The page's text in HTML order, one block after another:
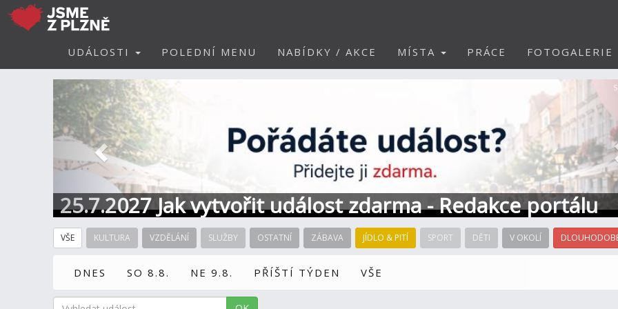
UDÁLOSTI POLEDNÍ MENU NABÍDKY / AKCE MÍSTA PRÁCE FOTOGALERIE
25.7.2027 Jak vytvořit událost zdarma - Redakce portálu
Předchozí
VŠE KULTURA VZDĚLÁNÍ SLUŽBY OSTATNÍ ZÁBAVA JÍDLO & PITÍ SPORT DĚTI V OKOLÍ
DNES SO 8.8. NE 9.8. PŘÍŠTÍ TÝDEN VŠE